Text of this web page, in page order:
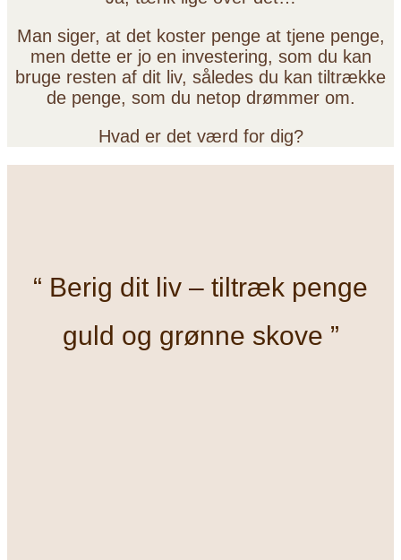
Man siger, at det koster penge at tjene penge,
men dette er jo en investering, som du kan
bruge resten af dit liv, således du kan tiltrække
de penge, som du netop drømmer om.
Hvad er det værd for dig?
“ Berig dit liv – tiltræk penge
guld og grønne skove ”